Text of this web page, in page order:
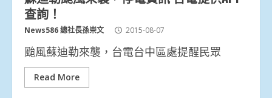
查詢！
News586 總社長孫崇文 2015-08-07
颱風蘇迪勒來襲，台電台中區處提醒民眾
Read More